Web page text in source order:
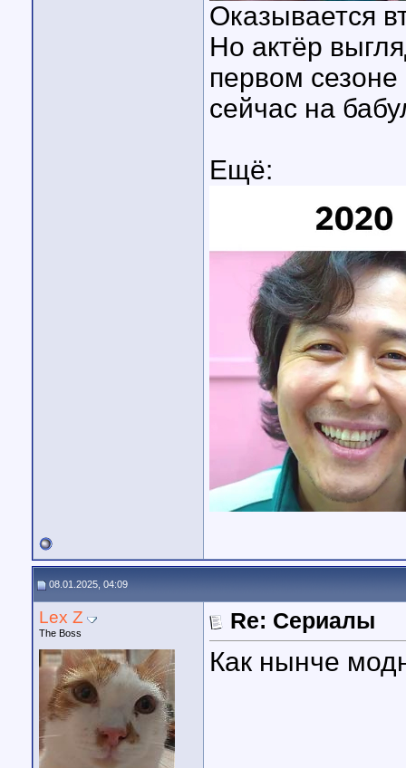
Оказывается
Но актёр
первом
сейчас на
Ещё:
08.01.2025, 04:09
Lex Z
The Boss Re: Сериалы
Как нынче